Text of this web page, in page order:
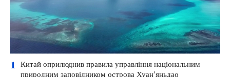
1
Китай оприлюднив правила управління національним
природним заповідником острова Хуан'яньдао